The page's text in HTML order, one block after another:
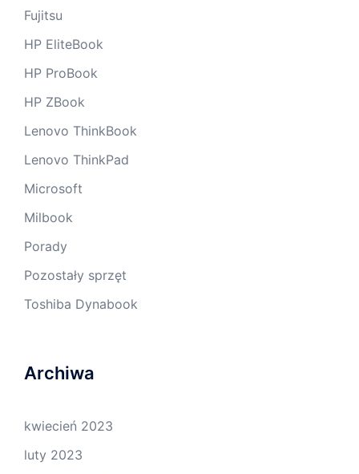
Fujitsu
HP EliteBook
HP ProBook
HP ZBook
Lenovo ThinkBook
Lenovo ThinkPad
Microsoft
Milbook
Porady
Pozostały sprzęt
Toshiba Dynabook
Archiwa
kwiecień 2023
luty 2023